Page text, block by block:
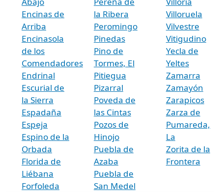
Encinas de
Arriba
Encinasola
de los
Comendadores
Endrinal
Escurial de
la Sierra
Espadaña
Espeja
Espino de la
Orbada
Florida de
Liébana
Forfoleda
la Ribera
Peromingo
Pinedas
Pino de
Tormes, El
Pitiegua
Pizarral
Poveda de
las Cintas
Pozos de
Hinojo
Puebla de
Azaba
Puebla de
San Medel
Villoruela
Vilvestre
Vitigudino
Yecla de
Yeltes
Zamarra
Zamayón
Zarapicos
Zarza de
Pumareda,
La
Zorita de la
Frontera